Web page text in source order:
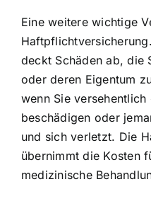
Eine weitere wichtige
deckt Schäden ab, die
oder deren Eigentum
wenn Sie
beschädigen oder
und sich verletzt. Die
übernimmt die Kosten
medizinische